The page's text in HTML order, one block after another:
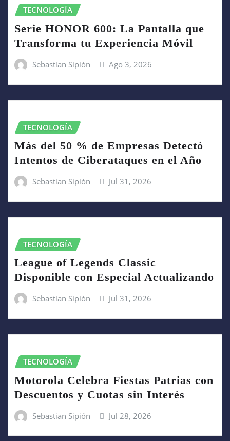
TECNOLOGÍA
Serie HONOR 600: La Pantalla que
Transforma tu Experiencia Móvil
Sebastian Sipión Ago 3, 2026
TECNOLOGÍA
Más del 50 % de Empresas Detectó
Intentos de Ciberataques en el Año
Sebastian Sipión Jul 31, 2026
TECNOLOGÍA
League of Legends Classic
Disponible con Especial Actualizando
Sebastian Sipión Jul 31, 2026
TECNOLOGÍA
Motorola Celebra Fiestas Patrias con
Descuentos y Cuotas sin Interés
Sebastian Sipión Jul 28, 2026